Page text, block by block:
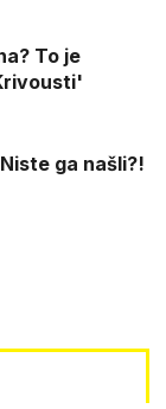
To je
ga našli?!